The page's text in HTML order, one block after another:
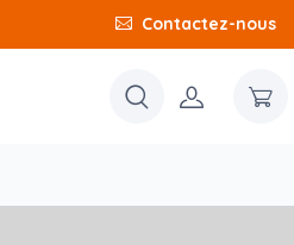
Contactez-nous